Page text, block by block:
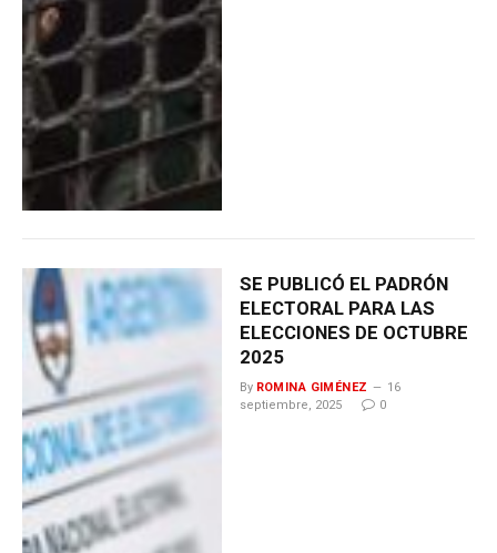
SE PUBLICÓ EL PADRÓN
ELECTORAL PARA LAS
ELECCIONES DE OCTUBRE
2025
By ROMINA GIMÉNEZ
16
septiembre, 2025
0